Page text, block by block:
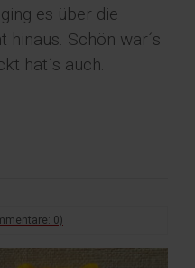
es über die
hinaus. Schön war´s
hat´s auch.
0)